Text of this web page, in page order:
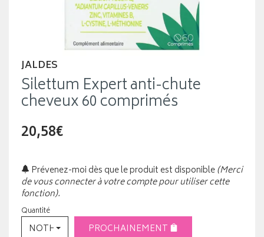
JALDES
Silettum Expert anti-chute
cheveux 60 comprimés
20,58€
Prévenez-moi dès que le produit est disponible(Merci
de vous connecter à votre compte pour utiliser cette
fonction).
Quantité
NOTHING SELECTEDPROCHAINEMENT